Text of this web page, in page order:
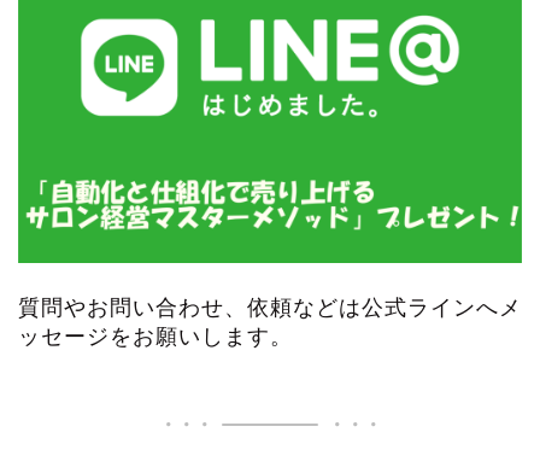
質問やお問い合わせ、依頼などは公式ラインへメ
ッセージをお願いします。